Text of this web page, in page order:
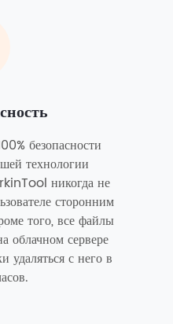
безопасности
технологии
никогда не
сторонним
того, все файлы
облачном сервере
с него в